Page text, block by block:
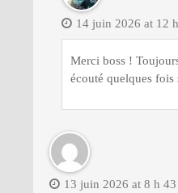
14 juin 2026 at 12
Merci boss !
écouté quelques fois
13 juin 2026 at 8 h